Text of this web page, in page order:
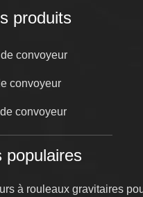
produits
convoyeur
convoyeur
convoyeur
populaires
à rouleaux gravitaires